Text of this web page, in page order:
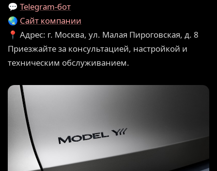
💬 Telegram-бот
🌏 Сайт компании
📍 Адрес: г. Москва, ул. Малая Пироговская, д. 8
Приезжайте за консультацией, настройкой и
техническим обслуживанием.